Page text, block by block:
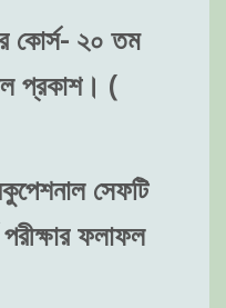
কোর্স- ২০ তম
প্রকাশ। (
সেফটি
ফলাফল